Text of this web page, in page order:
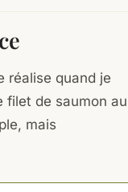
réalise quand je
filet de saumon au
mais